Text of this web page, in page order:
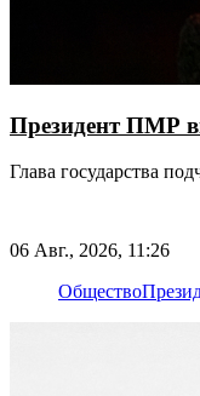
Президент ПМР
Глава государства
06 Авг., 2026, 11:26
Общество